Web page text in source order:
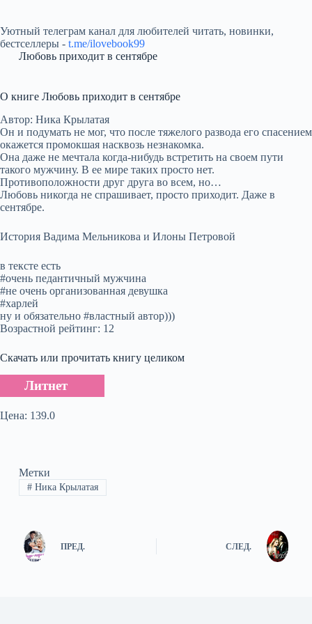
Уютный телеграм канал для любителей читать, новинки,
бестселлеры - t.me/ilovebook99
Любовь приходит в сентябре
О книге Любовь приходит в сентябре
Автор: Ника Крылатая
Он и подумать не мог, что после тяжелого развода его спасением
окажется промокшая насквозь незнакомка.
Она даже не мечтала когда-нибудь встретить на своем пути
такого мужчину. В ее мире таких просто нет.
Противоположности друг друга во всем, но…
Любовь никогда не спрашивает, просто приходит. Даже в
сентябре.
История Вадима Мельникова и Илоны Петровой
в тексте есть
#очень педантичный мужчина
#не очень организованная девушка
#харлей
ну и обязательно #властный автор)))
Возрастной рейтинг: 12
Скачать или прочитать книгу целиком
Литнет
Цена: 139.0
Метки
#Ника Крылатая
ПРЕД. СЛЕД.